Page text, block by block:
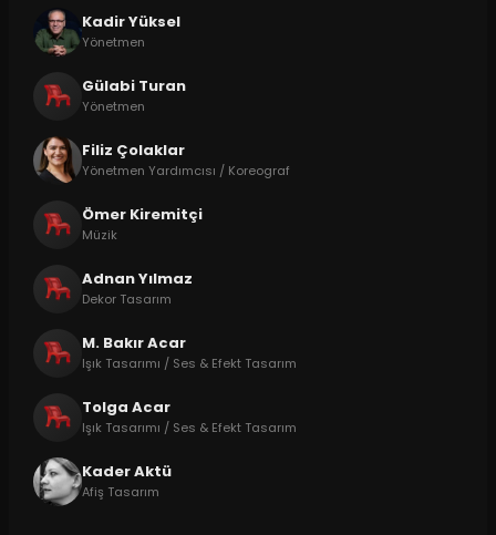
Kadir Yüksel
Yönetmen
Gülabi Turan
Yönetmen
Filiz Çolaklar
Yönetmen Yardımcısı / Koreograf
Ömer Kiremitçi
Müzik
Adnan Yılmaz
Dekor Tasarım
M. Bakır Acar
Işık Tasarımı / Ses & Efekt Tasarım
Tolga Acar
Işık Tasarımı / Ses & Efekt Tasarım
Kader Aktü
Afiş Tasarım